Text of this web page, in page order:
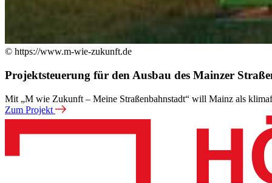
© https://www.m-wie-zukunft.de
Projektsteuerung für den Ausbau des Mainzer
Mit „M wie Zukunft – Meine Straßenbahnstadt“ will Mainz als
Zum Projekt